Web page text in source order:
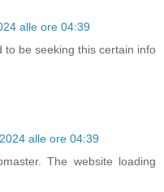
alle ore 04:39
to be seeking this certain info
alle ore 04:39
The website loading